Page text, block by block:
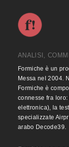
ANALISI,
Formiche è un
Messa nel 2004.
Formiche è
connesse fra
elettronica), la
specializzate
arabo Decode39.